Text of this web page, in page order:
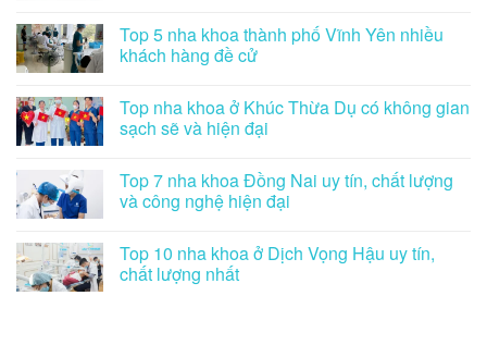
Top 5 nha khoa thành phố Vĩnh Yên nhiều
khách hàng đề cử
Top nha khoa ở Khúc Thừa Dụ có không gian
sạch sẽ và hiện đại
Top 7 nha khoa Đồng Nai uy tín, chất lượng
và công nghệ hiện đại
Top 10 nha khoa ở Dịch Vọng Hậu uy tín,
chất lượng nhất